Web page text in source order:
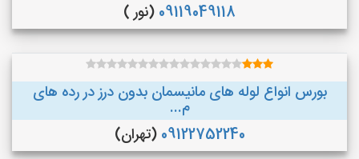
09119049118 (نور )
بورس انواع لوله های مانیسمان بدون درز در رده های
م...
09122752240 (تهران)